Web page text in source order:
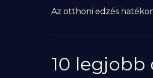
Az otthoni edzés
10